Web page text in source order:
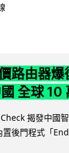
路由器爆
全球 10
揭發中國
置後門程式「